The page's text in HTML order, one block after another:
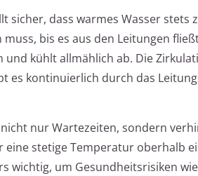
sicher, dass warmes Wasser stets
bis es aus den Leitungen
kühlt allmählich ab. Die
es kontinuierlich durch das
nur Wartezeiten, sondern
eine stetige Temperatur oberhalb
wichtig, um Gesundheitsrisiken